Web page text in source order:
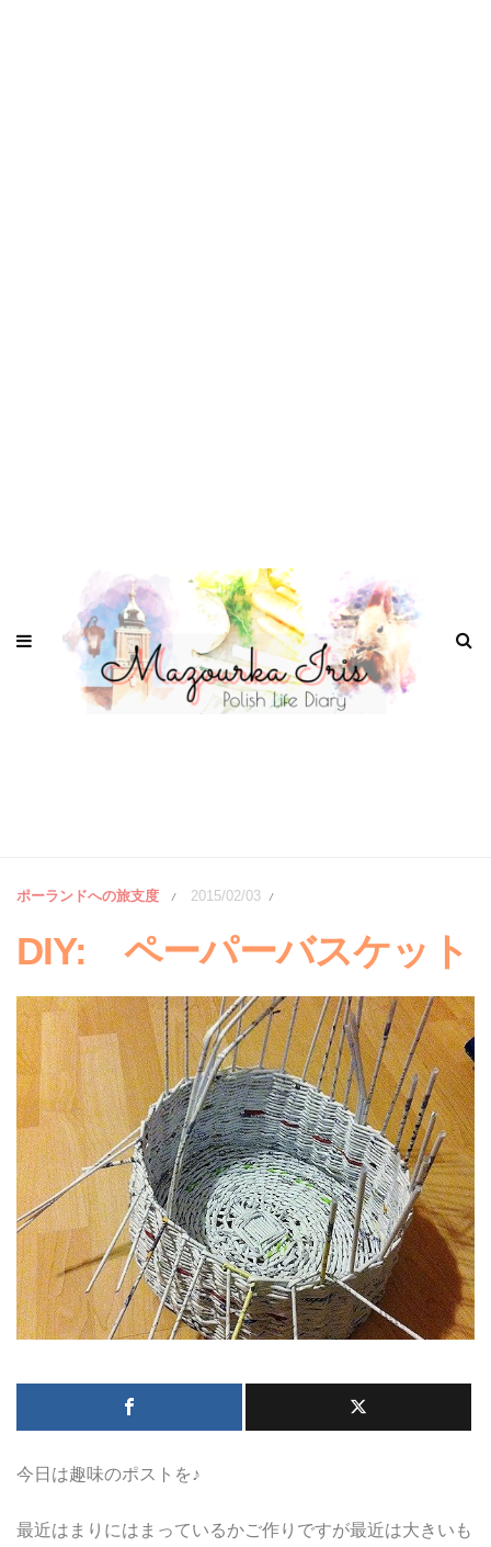
ポーランドへの旅支度 / 2015/02/03 /
DIY: ペーパーバスケット
今日は趣味のポストを♪
最近はまりにはまっているかご作りですが最近は大きいも